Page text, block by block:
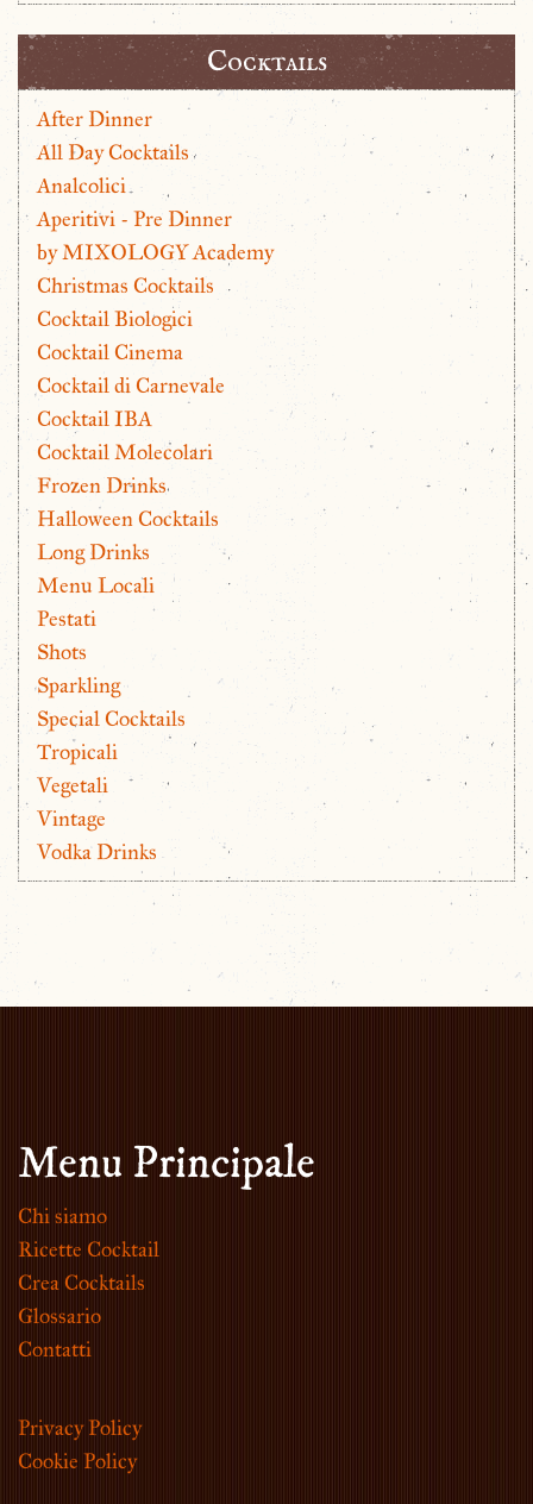
Cocktails
After Dinner
All Day Cocktails
Analcolici
Aperitivi - Pre Dinner
by MIXOLOGY Academy
Christmas Cocktails
Cocktail Biologici
Cocktail Cinema
Cocktail di Carnevale
Cocktail IBA
Cocktail Molecolari
Frozen Drinks
Halloween Cocktails
Long Drinks
Menu Locali
Pestati
Shots
Sparkling
Special Cocktails
Tropicali
Vegetali
Vintage
Vodka Drinks
Menu Principale
Chi siamo
Ricette Cocktail
Crea Cocktails
Glossario
Contatti
Privacy Policy
Cookie Policy